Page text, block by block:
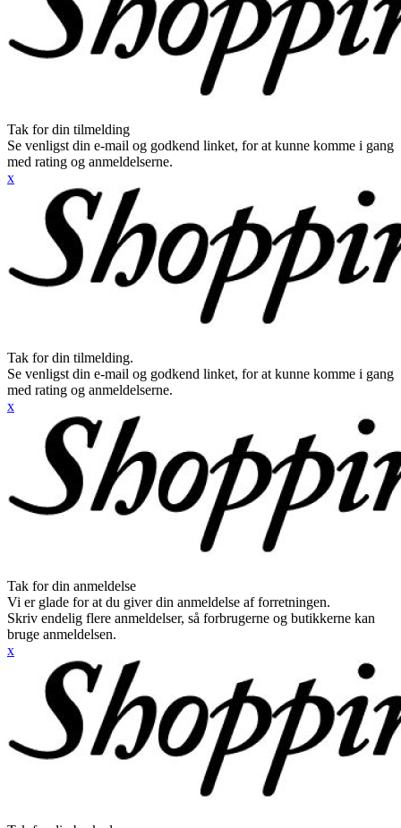
Tak for din tilmelding
Se venligst din e-mail og godkend linket, for at kunne komme i gang
med rating og anmeldelserne.
x
Tak for din tilmelding.
Se venligst din e-mail og godkend linket, for at kunne komme i gang
med rating og anmeldelserne.
x
Tak for din anmeldelse
Vi er glade for at du giver din anmeldelse af forretningen.
Skriv endelig flere anmeldelser, så forbrugerne og butikkerne kan
bruge anmeldelsen.
x